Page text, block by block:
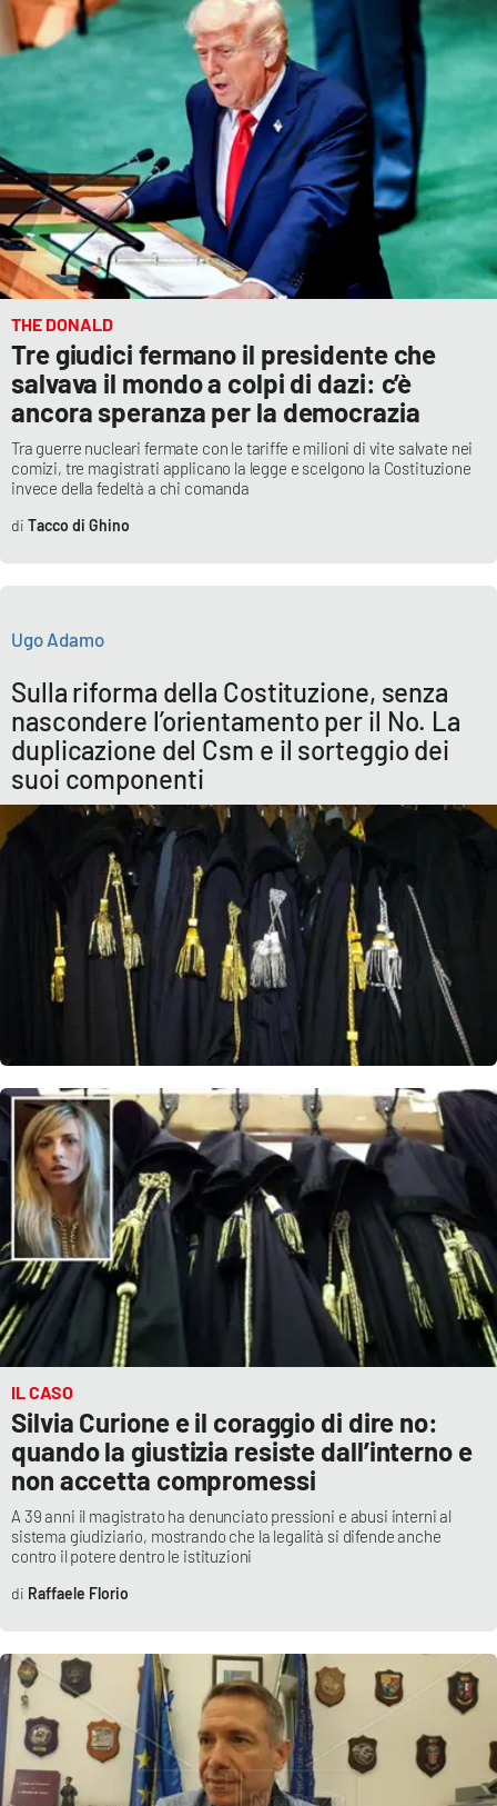
THE DONALD
Tre giudici fermano il presidente che
salvava il mondo a colpi di dazi: c’è
ancora speranza per la democrazia
Tra guerre nucleari fermate con le tariffe e milioni di vite salvate nei
comizi, tre magistrati applicano la legge e scelgono la Costituzione
invece della fedeltà a chi comanda
Tacco di Ghino
Sulla riforma della Costituzione, senza
nascondere l’orientamento per il No. La
duplicazione del Csm e il sorteggio dei
suoi componenti
Ugo Adamo
IL CASO
Silvia Curione e il coraggio di dire no:
quando la giustizia resiste dall’interno e
non accetta compromessi
A 39 anni il magistrato ha denunciato pressioni e abusi interni al
sistema giudiziario, mostrando che la legalità si difende anche
contro il potere dentro le istituzioni
Raffaele Florio